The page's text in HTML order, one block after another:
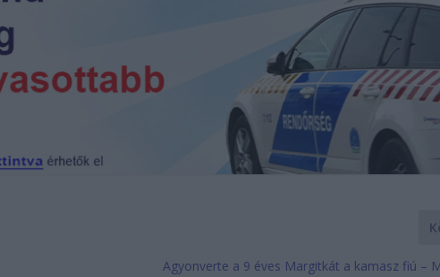
Agyonverte a 9 éves Margitkát a kamasz fiú –